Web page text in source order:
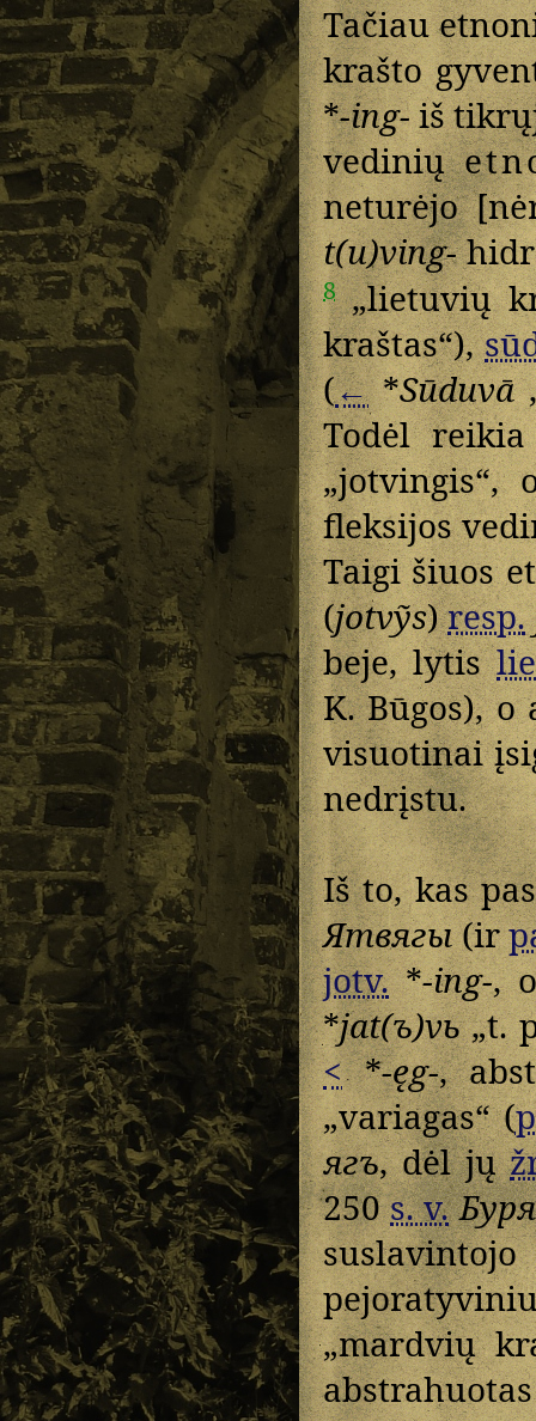
Tačiau
krašto
*-ing-iš
vedinių
neturėjo
t(u)ving-
8„lietuvių
kraštas“),
(←*Sūduvā
Todėl
fleksijos
Taigi šiuos
(jotvỹs)resp.
beje, lytis
K. Būgos),
visuotinai
nedrįstu.
Iš to, kas
Ятвягы(ir
jotv.*-ing-,
*jat(ъ)vь„t.
<*-ęg-,
„variagas“ (
ягъ, dėl jų
250s. v.
„mardvių